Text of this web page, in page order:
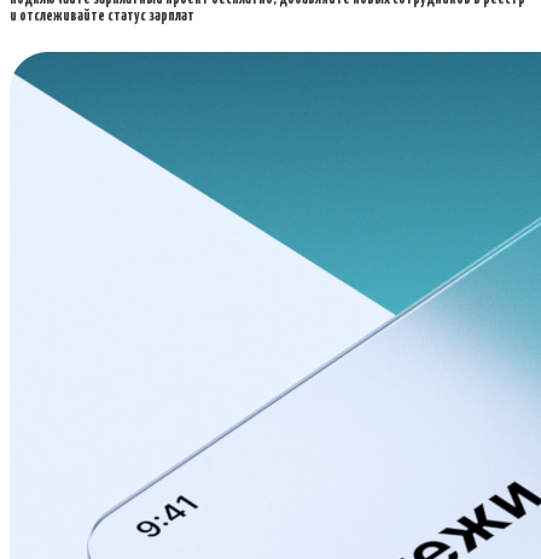
и отслеживайте статус зарплат